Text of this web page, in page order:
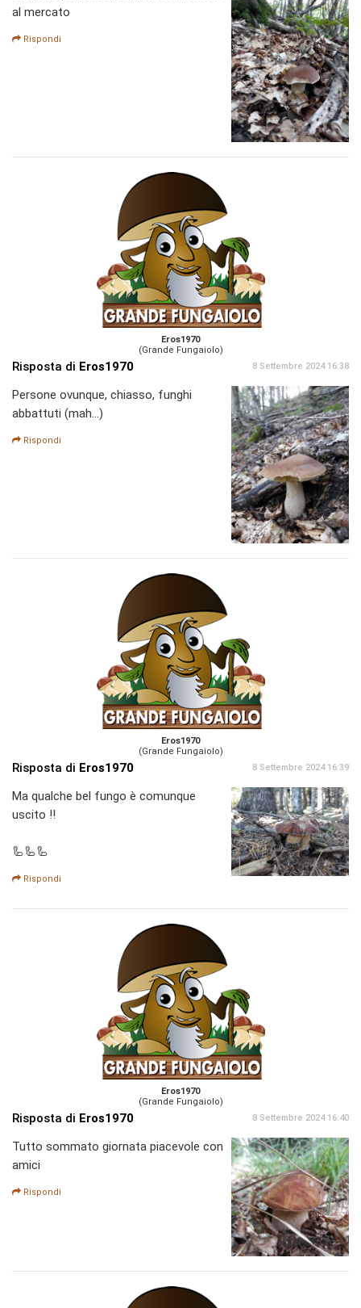
al mercato
Rispondi
Eros1970
(Grande Fungaiolo)
Risposta di Eros1970 8 Settembre 2024 16:38
Persone ovunque, chiasso, funghi
abbattuti (mah...)
Rispondi
Eros1970
(Grande Fungaiolo)
Risposta di Eros1970 8 Settembre 2024 16:39
Ma qualche bel fungo è comunque
uscito !!
🦾🦾🦾
Rispondi
Eros1970
(Grande Fungaiolo)
Risposta di Eros1970 8 Settembre 2024 16:40
Tutto sommato giornata piacevole con
amici
Rispondi